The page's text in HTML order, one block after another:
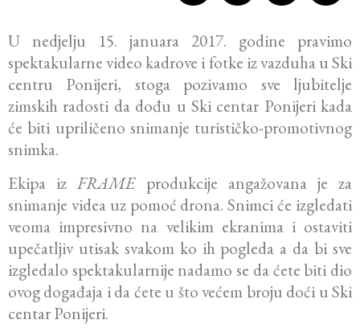
U nedjelju 15. januara 2017. godine pravimo
spektakularne video kadrove i fotke iz vazduha u Ski
centru Ponijeri, stoga pozivamo sve ljubitelje
zimskih radosti da dođu u Ski centar Ponijeri kada
će biti upriličeno snimanje turističko-promotivnog
snimka.
Ekipa izFRAMEprodukcije angažovana je za
snimanje videa uz pomoć drona. Snimci će izgledati
veoma impresivno na velikim ekranima i ostaviti
upečatljiv utisak svakom ko ih pogleda a da bi sve
izgledalo spektakularnije nadamo se da ćete biti dio
ovog događaja i da ćete u što većem broju doći u Ski
centar Ponijeri.